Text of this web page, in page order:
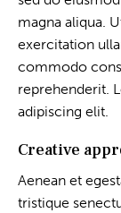
magna aliqua.
exercitation
commodo
reprehenderit.
adipiscing elit.
Creative
Aenean et
tristique